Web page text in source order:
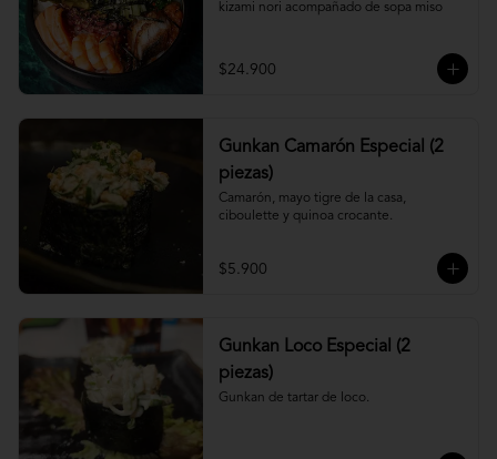
kizami nori acompañado de sopa miso
$24.900
Gunkan Camarón Especial (2
piezas)
Camarón, mayo tigre de la casa,
ciboulette y quinoa crocante.
$5.900
Gunkan Loco Especial (2
piezas)
Gunkan de tartar de loco.